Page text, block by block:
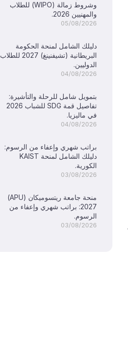
وشروط زمالة (WIPO) للطلاب
والمهنيين 2026.
05/08/2026
دليلك الشامل لمنحة الحكومة
البريطانية (تشيفنينغ) 2027 للطلاب
الدوليين.
04/08/2026
بتمويل شامل للرحلة والتأشيرة:
تفاصيل قمة SDG للشباب 2026
في ماليزيا.
04/08/2026
براتب شهري وإعفاء من الرسوم:
دليلك الشامل لمنحة KAIST
الكورية.
03/08/2026
منحة جامعة ريتسوميكان (APU)
2027: براتب شهري وإعفاء من
الرسوم.
03/08/2026